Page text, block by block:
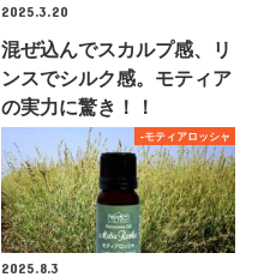
2025.3.20
混ぜ込んでスカルプ感、リ
ンスでシルク感。モティア
の実力に驚き！！
-モティアロッシャ
2025.8.3